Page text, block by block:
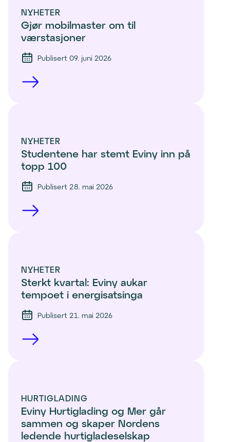
NYHETER
Gjør mobilmaster om til
værstasjoner
Publisert 09. juni 2026
NYHETER
Studentene har stemt Eviny inn på
topp 100
Publisert 28. mai 2026
NYHETER
Sterkt kvartal: Eviny aukar
tempoet i energisatsinga
Publisert 21. mai 2026
HURTIGLADING
Eviny Hurtiglading og Mer går
sammen og skaper Nordens
ledende hurtigladeselskap